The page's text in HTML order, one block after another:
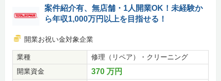
案件紹介有、無店舗・1人開業OK！未経験か
ら年収1,000万円以上を目指せる！
開業お祝い金対象企業
業種
修理（リペア）・クリーニング
開業資金
370 万円